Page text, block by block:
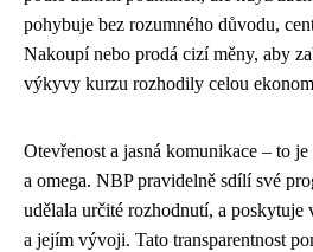
pohybuje bez rozumného důvodu,
Nakoupí nebo prodá cizí měny, aby
výkyvy kurzu rozhodily celou
Otevřenost a jasná komunikace – to
a omega. NBP pravidelně sdílí své
udělala určité rozhodnutí, a poskytuje
a jejím vývoji. Tato transparentnost